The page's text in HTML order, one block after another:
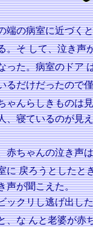
端の病室に近づく
。そして、泣き声
った。病室のドア
るだけだったので
ゃんらしきものは
、寝ているのが見
赤ちゃんの泣き声
に戻ろうとしたと
声が聞こえた。
ックリし逃げ出し
、なんと老婆が赤